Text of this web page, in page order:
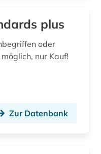
plus
oder
nur Kauf!
Zur Datenbank